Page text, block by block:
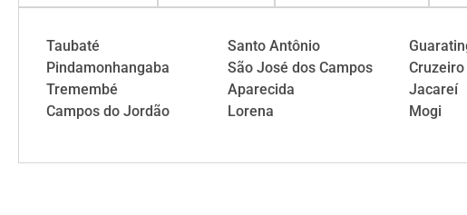
Taubaté
Pindamonhangaba
Tremembé
Campos do Jordão
Santo Antônio
São José dos Campos
Aparecida
Lorena
Cruzeiro
Jacareí
Mogi